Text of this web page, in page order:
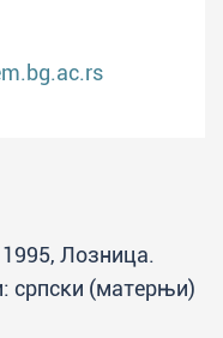
Лозница.
српски (матерњи)